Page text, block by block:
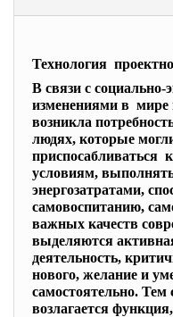
Технология
В связи с социально-
изменениями в мире
возникла
людях, которые
условиям,
энергозатратами,
самовоспитанию,
важных качеств
выделяются
деятельность,
нового, желание и
самостоятельно.
возлагается